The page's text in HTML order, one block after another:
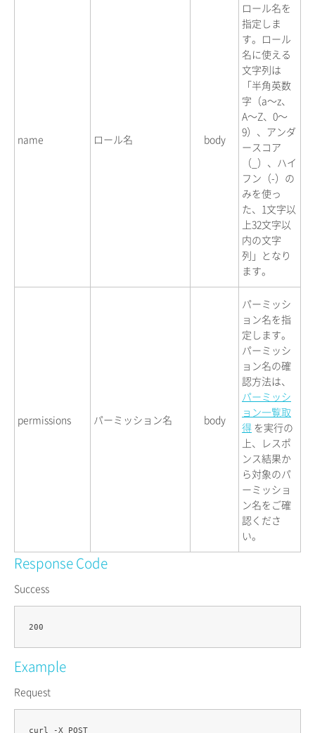
name ロール名 body
ロール名を
指定しま
す。ロール
名に使える
文字列は
「半角英数
字（a〜z、
A〜Z、0〜
9）、アンダ
ースコア
（_）、ハイ
フン（-）の
みを使っ
た、1文字以
上32文字以
内の文字
列」となり
ます。
permissions パーミッション名 body
パーミッシ
ョン名を指
定します。
パーミッシ
ョン名の確
認方法は、
パーミッシ
ョン一覧取
得 を実行の
上、レスポ
ンス結果か
ら対象のパ
ーミッショ
ン名をご確
認くださ
い。
Response Code
Success
Example
Request
curl -X POST